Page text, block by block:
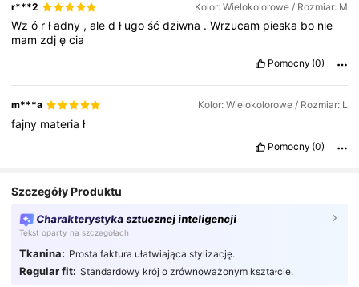
r***2 Kolor: Wielokolorowe / Rozmiar: M
Wzó rładny ,aledł ugośćdziwna .Wrzucam pieska bo nie
mamzdjęcia
Pomocny (0)
m***a Kolor: Wielokolorowe / Rozmiar: L
fajny materiał
Pomocny (0)
Szczegóły Produktu
Charakterystyka sztucznej inteligencji
Tekst oparty na szczegółach
Tkanina: Prosta faktura ułatwiająca stylizację.
Regular fit: Standardowy krój o zrównoważonym kształcie.